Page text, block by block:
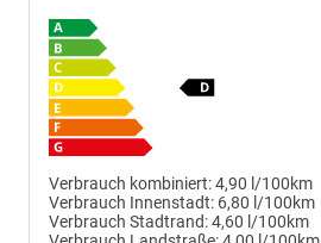
Verbrauch kombiniert:4,90 l/100km
Verbrauch Innenstadt: 6,80 l/100km
Verbrauch Stadtrand:4,60 l/100km